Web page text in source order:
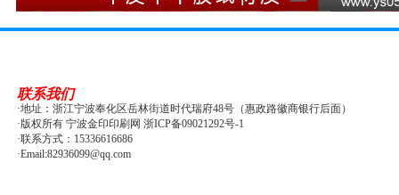
联系我们
·地址：浙江宁波奉化区岳林街道时代瑞府48号（惠政路徽商银行后面）
·版权所有 宁波金印印刷网 浙ICP备09021292号-1
·联系方式：15336616686
·Email:82936099@qq.com